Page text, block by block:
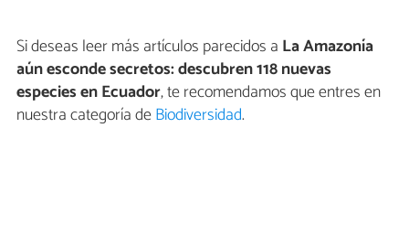
Si deseas leer más artículos parecidos a La Amazonía
aún esconde secretos: descubren 118 nuevas
especies en Ecuador, te recomendamos que entres en
nuestra categoría deBiodiversidad.